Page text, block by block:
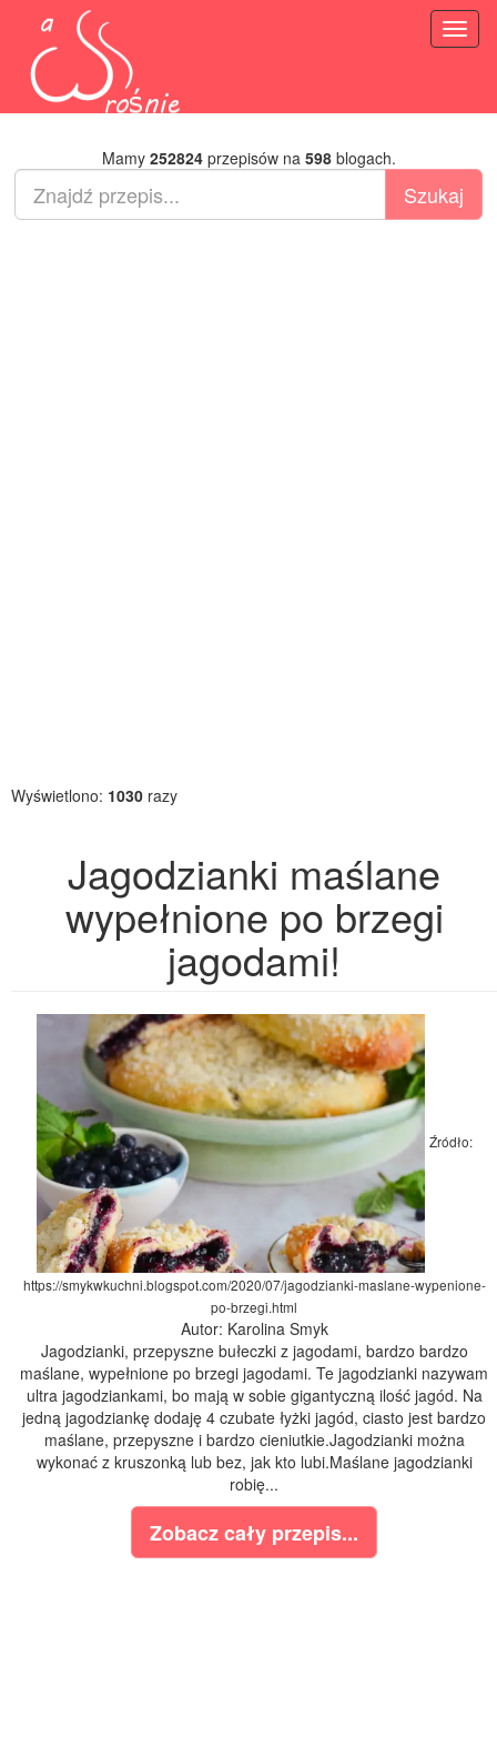
Mamy 252824przepisów na 598blogach.
Wyświetlono: 1030 razy
Jagodzianki maślane
wypełnione po brzegi
jagodami!
Źródło:
https://smykwkuchni.blogspot.com/2020/07/jagodzianki-maslane-wypenione-
po-brzegi.html
Autor: Karolina Smyk
Jagodzianki, przepyszne bułeczki z jagodami, bardzo bardzo
maślane, wypełnione po brzegi jagodami. Te jagodzianki nazywam
ultra jagodziankami, bo mają w sobie gigantyczną ilość jagód. Na
jedną jagodziankę dodaję 4 czubate łyżki jagód, ciasto jest bardzo
maślane, przepyszne i bardzo cieniutkie.Jagodzianki można
wykonać z kruszonką lub bez, jak kto lubi.Maślane jagodzianki
robię...
Zobacz cały przepis...